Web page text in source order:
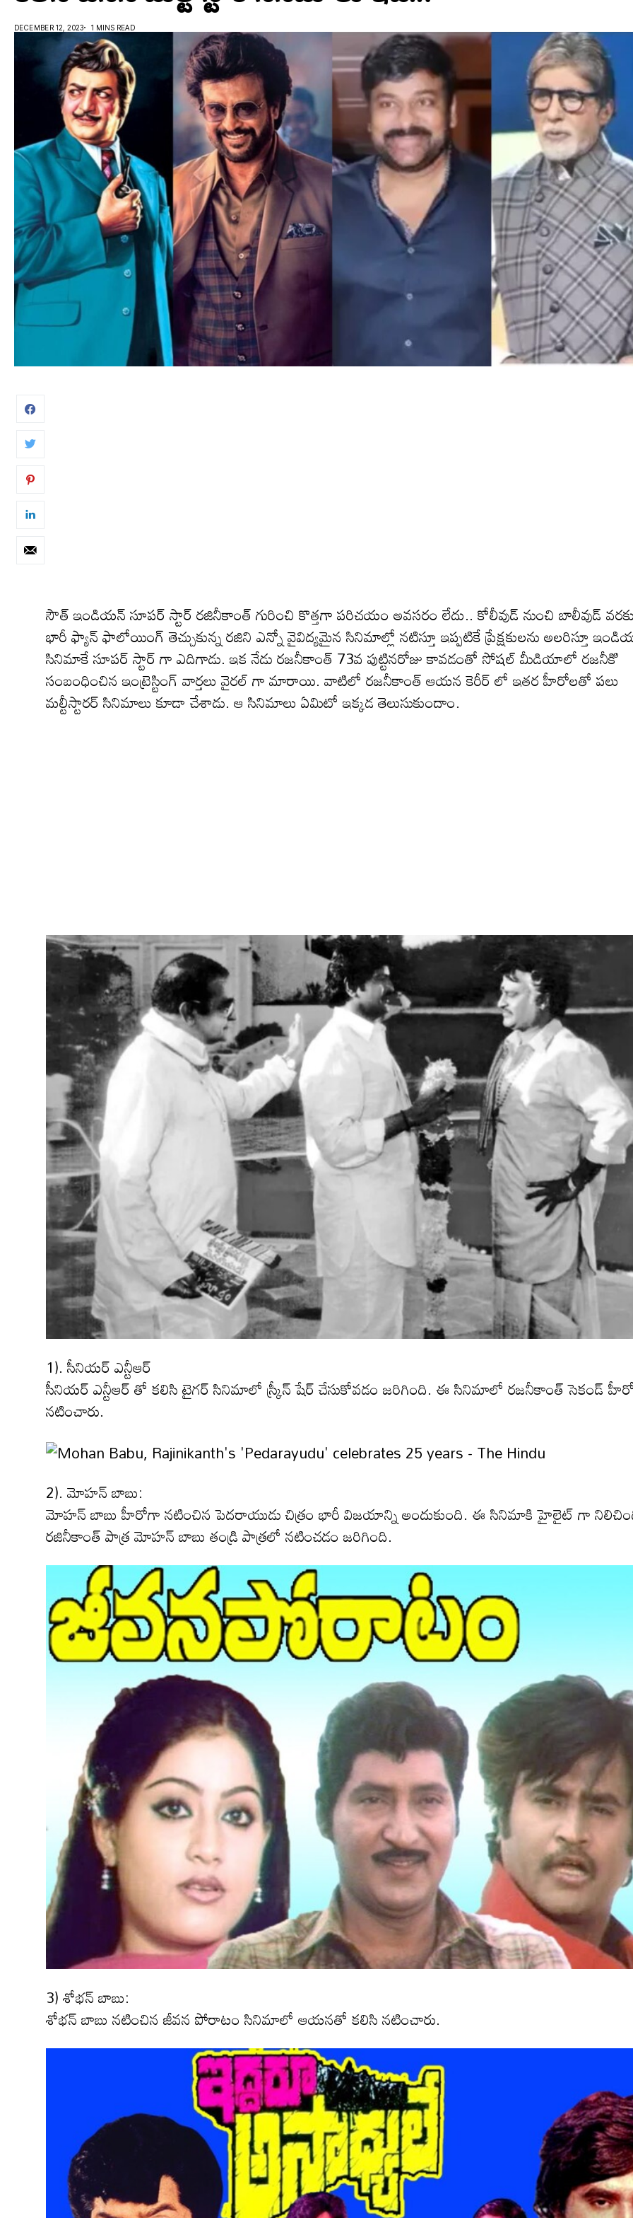
DECEMBER 12, 2023 1 MINS READ
సౌత్ ఇండియన్ సూపర్ స్టార్ రజినీకాంత్ గురించి కొత్తగా పరిచయం అవసరం లేదు.. కోలీవుడ్ నుంచి బాలీవుడ్ వరకు
భారీ ఫ్యాన్ ఫాలోయింగ్ తెచ్చుకున్న రజిని ఎన్నో వైవిద్యమైన సినిమాల్లో నటిస్తూ ఇప్పటికే ప్రేక్షకులను అలరిస్తూ
సినిమాకే సూపర్ స్టార్ గా ఎదిగాడు. ఇక నేడు రజనీకాంత్ 73వ పుట్టినరోజు కావడంతో సోషల్ మీడియాలో రజనీకిి
సంబంధించిన ఇంట్రెస్టింగ్ వార్తలు వైరల్ గా మారాయి. వాటిలో రజనీకాంత్ ఆయన కెరీర్ లో ఇతర హీరోలతో పలు
మల్టీస్టారర్ సినిమాలు కూడా చేశాడు. ఆ సినిమాలు ఏమిటో ఇక్కడ తెలుసుకుందాం.
1). సీనియ‌ర్ ఎన్టీఆర్
సీనియర్ ఎన్టీఆర్ తో కలిసి టైగర్ సినిమాలో స్క్రీన్ షేర్ చేసుకోవడం జరిగింది. ఈ సినిమాలో రజనీకాంత్ సెకండ్
నటించారు.
2). మోహన్ బాబు:
మోహన్ బాబు హీరోగా నటించిన పెదరాయుడు చిత్రం భారీ విజయాన్ని అందుకుంది. ఈ సినిమాకి హైలైట్ గా
రజినీకాంత్ పాత్ర మోహన్ బాబు తండ్రి పాత్రలో నటించడం జరిగింది.
3) శోభన్ బాబు:
శోభన్ బాబు నటించిన జీవన పోరాటం సినిమాలో ఆయనతో కలిసి నటించారు.